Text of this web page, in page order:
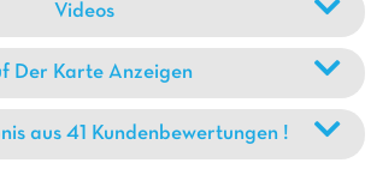
Videos
Der Karte Anzeigen
aus 41 Kundenbewertungen !